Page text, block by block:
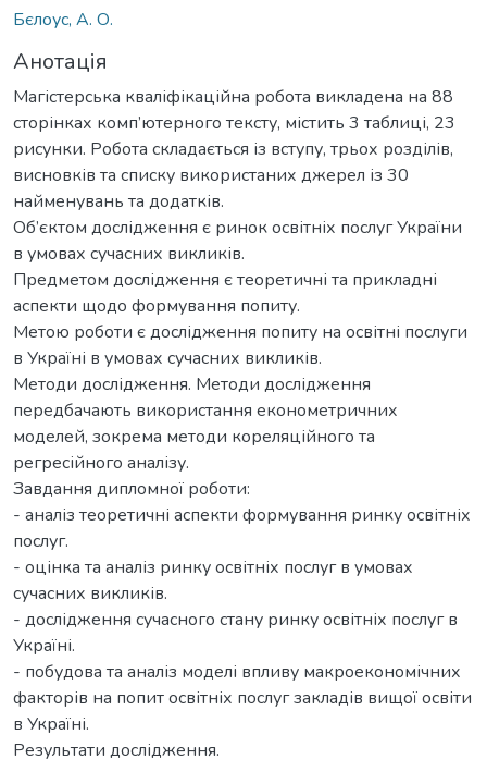
Бєлоус, А. О.
Анотація
Магістерська кваліфікаційна робота викладена на 88
сторінках комп’ютерного тексту, містить 3 таблиці, 23
рисунки. Робота складається із вступу, трьох розділів,
висновків та списку використаних джерел із 30
найменувань та додатків.
Об’єктом дослідження є ринок освітніх послуг України
в умовах сучасних викликів.
Предметом дослідження є теоретичні та прикладні
аспекти щодо формування попиту.
Метою роботи є дослідження попиту на освітні послуги
в Україні в умовах сучасних викликів.
Методи дослідження. Методи дослідження
передбачають використання економетричних
моделей, зокрема методи кореляційного та
регресійного аналізу.
Завдання дипломної роботи:
- аналіз теоретичні аспекти формування ринку освітніх
послуг.
- оцінка та аналіз ринку освітніх послуг в умовах
сучасних викликів.
- дослідження сучасного стану ринку освітніх послуг в
Україні.
- побудова та аналіз моделі впливу макроекономічних
факторів на попит освітніх послуг закладів вищої освіти
в Україні.
Результати дослідження.